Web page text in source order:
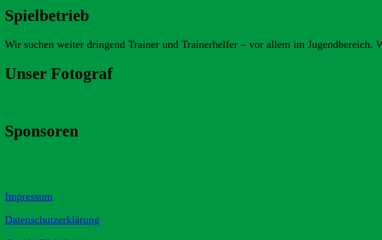
Spielbetrieb
Wir suchen weiter dringend Trainer und Trainerhelfer – vor allem im Jugendbereich.
Unser Fotograf
Sponsoren
Impressum
Datenschutzerklärung